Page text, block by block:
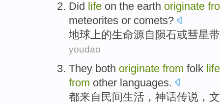
Did life on the earth originate
meteorites or comets?
地球上的生命源自 陨石或彗星
youdao
They both originate from folk life
from other languages.
都来自 民间生活 ， 神话传说 ，